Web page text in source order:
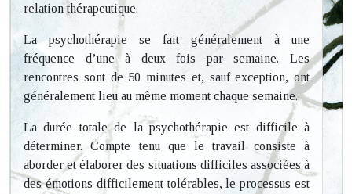
relation thérapeutique.
La psychothérapie se fait généralement à une
fréquence d’une à deux fois par semaine. Les
rencontres sont de 50 minutes et, sauf exception, ont
généralement lieu au même moment chaque semaine.
La durée totale de la psychothérapie est difficile à
déterminer. Compte tenu que le travail consiste à
aborder et élaborer des situations difficiles associées à
des émotions difficilement tolérables, le processus est